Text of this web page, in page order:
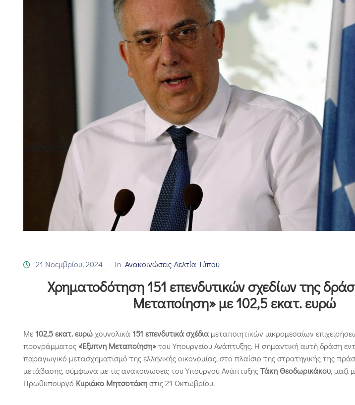
21 Νοεμβρίου, 2024 - In Ανακοινώσεις-Δελτία Τύπου
Χρηματοδότηση 151 επενδυτικών σχεδίων της
Μεταποίηση» με 102,5 εκατ. ευρώ
Με102,5 εκατ. ευρώχσυνολικά151 επενδυτικά σχέδιαμεταποιητικών μικρομεσαίων
προγράμματος«Έξυπνη Μεταποίηση»του Υπουργείου Ανάπτυξης. Η σημαντική αυτή δράση
παραγωγικό μετασχηματισμό της ελληνικής οικονομίας, στο πλαίσιο της στρατηγικής της
μετάβασης, σύμφωνα με τις ανακοινώσεις του Υπουργού ΑνάπτυξηςΤάκη Θεοδωρικάκου, μαζί
Πρωθυπουργό Κυριάκο Μητσοτάκηστις 21 Οκτωβρίου.